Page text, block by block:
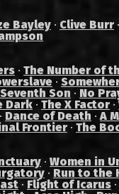
Bayley · Clive Burr ·
· The Number of
·
Son · No
Dark · The X Factor ·
· Dance of Death ·A
Frontier · The
· Women in
· Run to the
· Flight of Icarus ·